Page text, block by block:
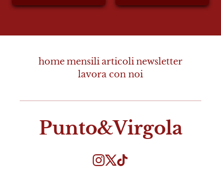
Punto&Virgola
homemensiliarticolinewsletter
lavora con noi